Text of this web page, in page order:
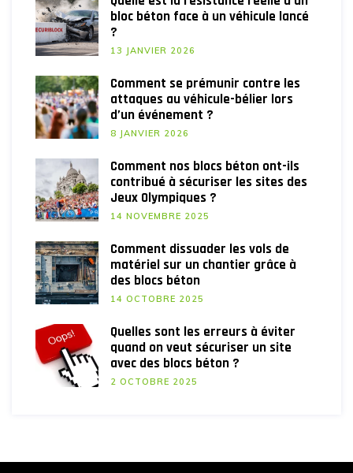
bloc béton face à un véhicule lancé
?
13 JANVIER 2026
Comment se prémunir contre les
attaques au véhicule-bélier lors
d’un événement ?
8 JANVIER 2026
Comment nos blocs béton ont-ils
contribué à sécuriser les sites des
Jeux Olympiques ?
14 NOVEMBRE 2025
Comment dissuader les vols de
matériel sur un chantier grâce à
des blocs béton
14 OCTOBRE 2025
Quelles sont les erreurs à éviter
quand on veut sécuriser un site
avec des blocs béton ?
2 OCTOBRE 2025